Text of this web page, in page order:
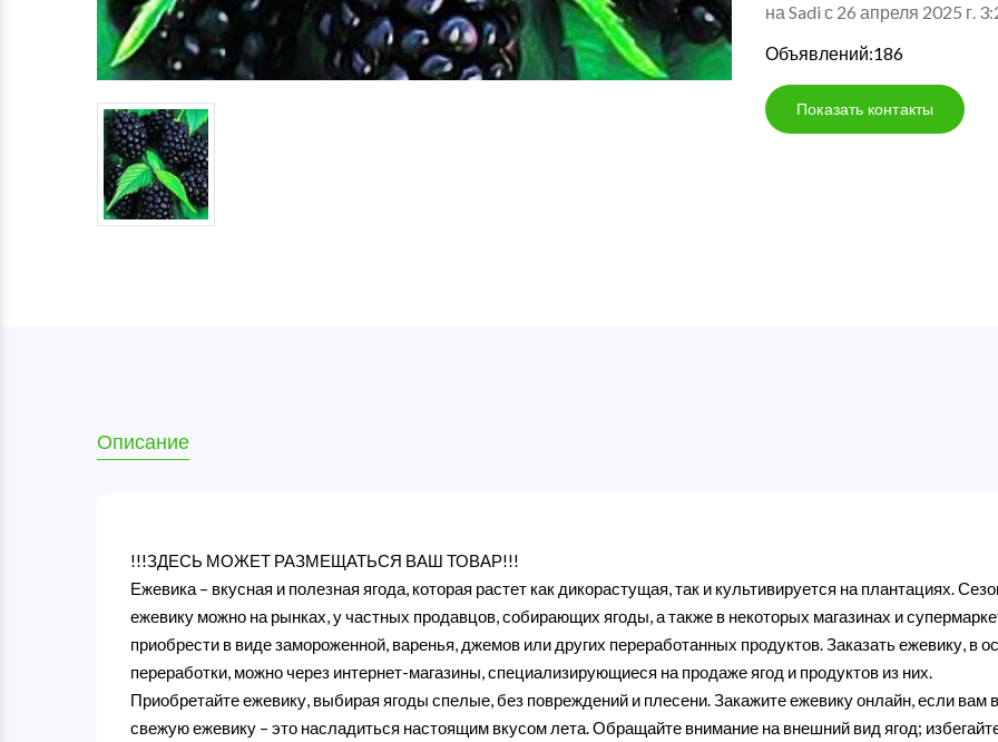
на Sadi с 26 апреля 2025 г.
Объявлений:186
Показать контакты
Описание
!!!ЗДЕСЬ МОЖЕТ РАЗМЕЩАТЬСЯ ВАШ ТОВАР!!!
Ежевика – вкусная и полезная ягода, которая растет как дикорастущая, так и культивируется на плантациях.
ежевику можно на рынках, у частных продавцов, собирающих ягоды, а также в некоторых магазинах и
приобрести в виде замороженной, варенья, джемов или других переработанных продуктов. Заказать ежевику, в
переработки, можно через интернет-магазины, специализирующиеся на продаже ягод и продуктов из них.
Приобретайте ежевику, выбирая ягоды спелые, без повреждений и плесени. Закажите ежевику онлайн, если вам
свежую ежевику – это насладиться настоящим вкусом лета. Обращайте внимание на внешний вид ягод;